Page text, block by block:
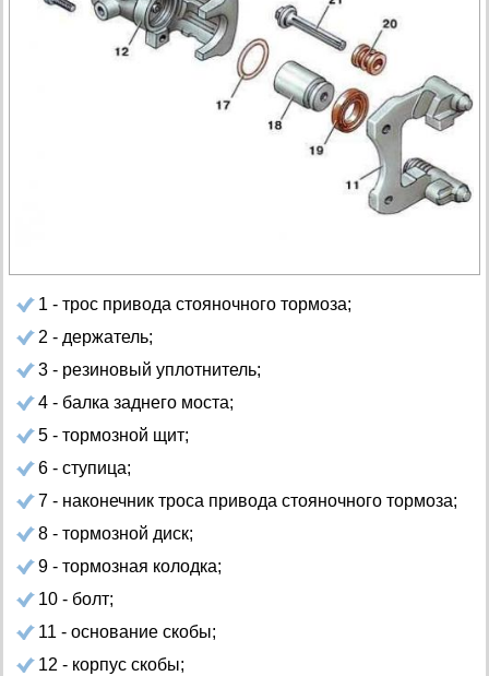
1 - трос привода стояночного тормоза;
2 - держатель;
3 - резиновый уплотнитель;
4 - балка заднего моста;
5 - тормозной щит;
6 - ступица;
7 - наконечник троса привода стояночного тормоза;
8 - тормозной диск;
9 - тормозная колодка;
10 - болт;
11 - основание скобы;
12 - корпус скобы;